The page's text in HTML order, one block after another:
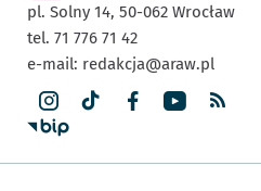
pl. Solny 14, 50-062 Wrocław
tel. 71 776 71 42
e-mail: redakcja@araw.pl